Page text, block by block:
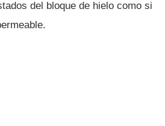
del bloque de hielo como si